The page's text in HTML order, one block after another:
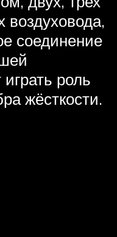
воздуховода,
соединение
роль
жёсткости.